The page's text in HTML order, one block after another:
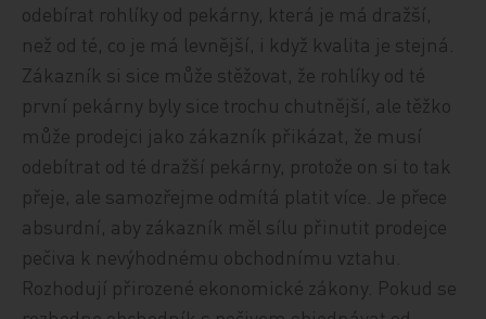
odebírat rohlíky od pekárny, která je má dražší,
než od té, co je má levnější, i když kvalita je stejná.
Zákazník si sice může stěžovat, že rohlíky od té
první pekárny byly sice trochu chutnější, ale těžko
může prodejci jako zákazník přikázat, že musí
odebítrat od té dražší pekárny, protože on si to tak
přeje, ale samozřejme odmítá platit více. Je přece
absurdní, aby zákazník měl sílu přinutit prodejce
pečiva k nevýhodnému obchodnímu vztahu.
Rozhodují přirozené ekonomické zákony. Pokud se